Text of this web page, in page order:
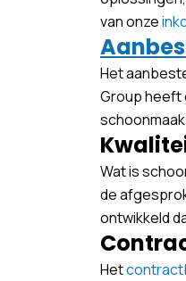
van onze
Het
Group heeft
Wat is
de
ontwikkeld
Het